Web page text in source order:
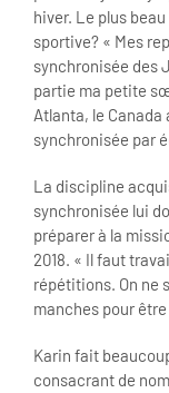
hiver. Le plus
sportive? « Mes
synchronisée des
partie ma petite
Atlanta, le Canada
synchronisée par
La discipline
synchronisée lui
préparer à la
2018. « Il faut
répétitions. On ne
manches pour
Karin fait
consacrant de